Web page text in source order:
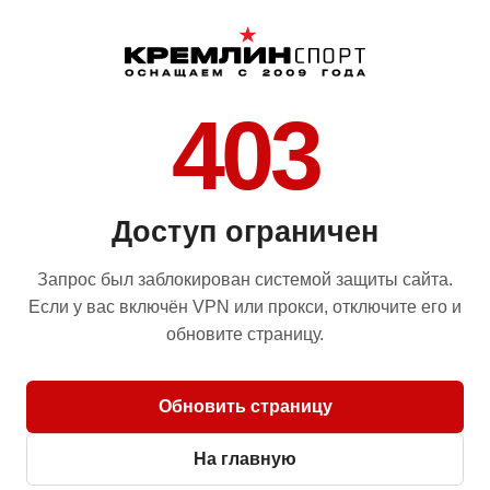
403
Доступ ограничен
Запрос был заблокирован системой защиты сайта.
Если у вас включён VPN или прокси, отключите его и
обновите страницу.
Обновить страницу
На главную